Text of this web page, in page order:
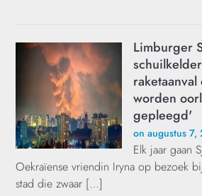
Limburger
worden
gepleegd'
on augustus
Elk jaar gaan
Oekraïense vriendin Iryna op bezoek
stad die zwaar […]